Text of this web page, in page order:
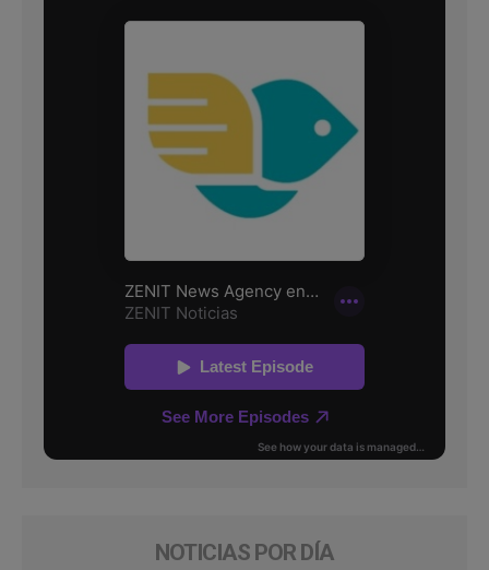
NOTICIAS POR DÍA